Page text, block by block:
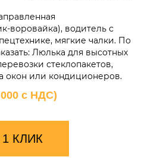
воровайка), водитель с
мягкие чалки. По
Люлька для высотных
стеклопакетов,
окон или кондиционеров.
000 с НДС)
КЛИК